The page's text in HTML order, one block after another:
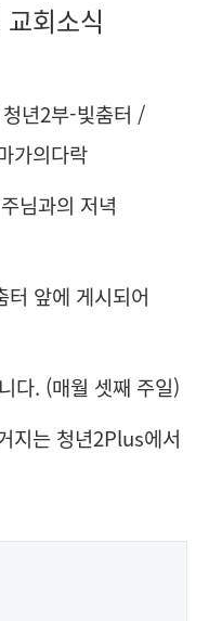
회소식
년2부-빛춤터 /
가의다락
님과의 저녁
터 앞에 게시되어
다. (매월 셋째 주일)
지는 청년2Plus에서